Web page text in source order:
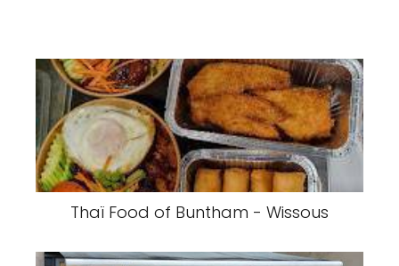
Thaï Food of Buntham - Wissous